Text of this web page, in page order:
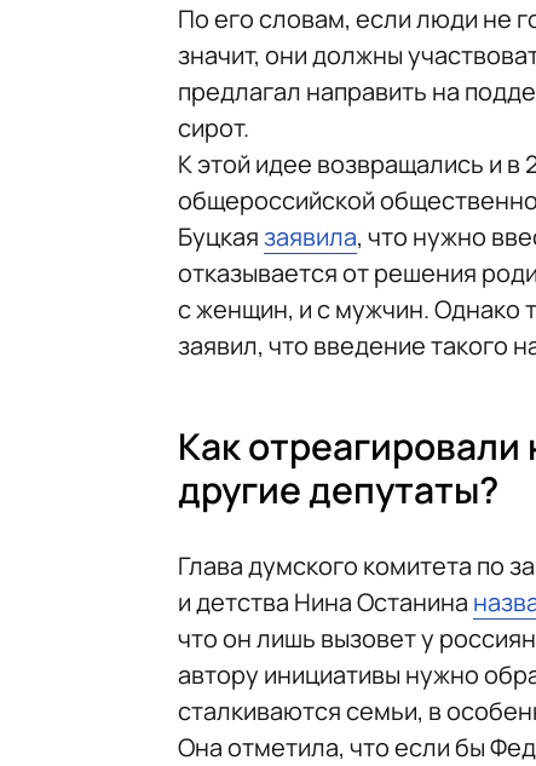
По его словам, если люди не
значит, они должны
предлагал направить на
сирот.
К этой идее возвращались и в
общероссийской
Буцкаязаявила, что нужно
отказывается от решения
с женщин, и с мужчин. Однако
заявил, что введение такого
Как
другие депутаты?
Глава думского комитета по
и детства Нина Останина
что он лишь вызовет у
автору инициативы нужно
сталкиваются семьи, в
Она отметила, что если бы